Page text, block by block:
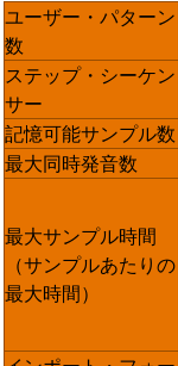
ユーザー・パターン
数
ステップ・シーケン
サー
記憶可能サンプル数
最大同時発音数
最大サンプル時間
（サンプルあたりの
最大時間）